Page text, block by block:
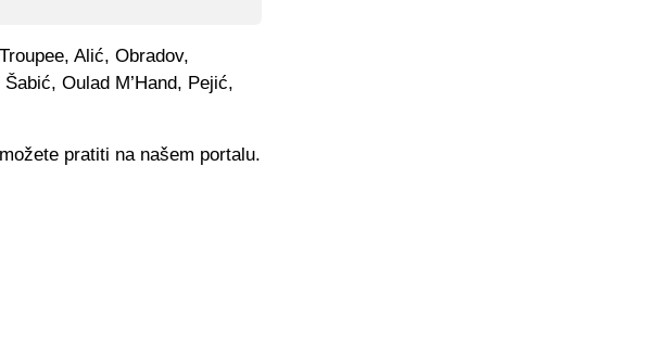
Alić, Obradov,
Oulad M’Hand, Pejić,
pratiti na našem portalu.